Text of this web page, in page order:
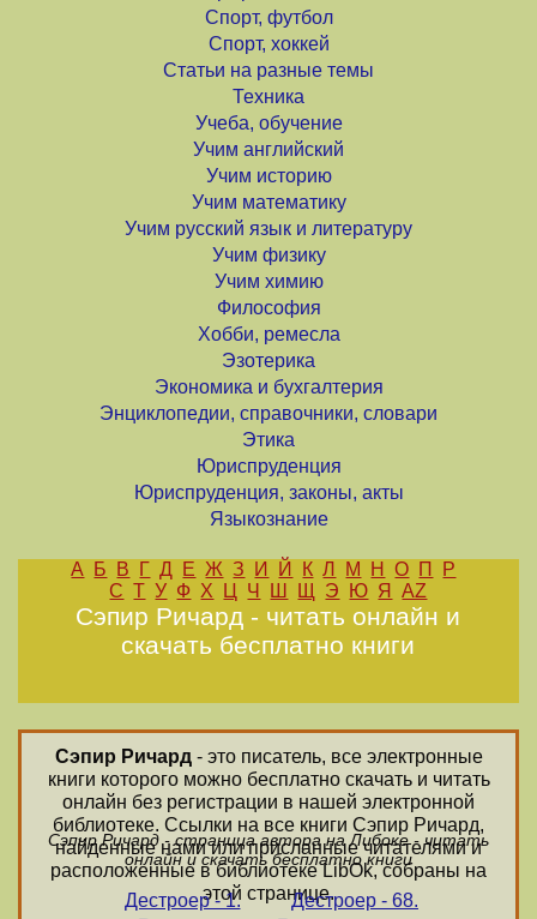
Спорт, футбол
Спорт, хоккей
Статьи на разные темы
Техника
Учеба, обучение
Учим английский
Учим историю
Учим математику
Учим русский язык и литературу
Учим физику
Учим химию
Философия
Хобби, ремесла
Эзотерика
Экономика и бухгалтерия
Энциклопедии, справочники, словари
Этика
Юриспруденция
Юриспруденция, законы, акты
Языкознание
А Б В Г Д Е Ж З И Й К Л М Н О П
Р
С Т У Ф Х Ц Ч Ш Щ Э Ю Я AZ
Сэпир Ричард - читать онлайн и
скачать бесплатно книги
Сэпир Ричард- это писатель, все электронные
книги которого можно бесплатно скачать и читать
онлайн без регистрации в нашей электронной
библиотеке. Ссылки на все книги Сэпир Ричард,
найденные нами или присланные читателями и
расположенные в библиотеке LibOk, собраны на
этой странице.
Сэпир Ричард - страница автора на Либоке - читать
онлайн и скачать бесплатно книги
Дестроер - 1.
Дестроер - 68.